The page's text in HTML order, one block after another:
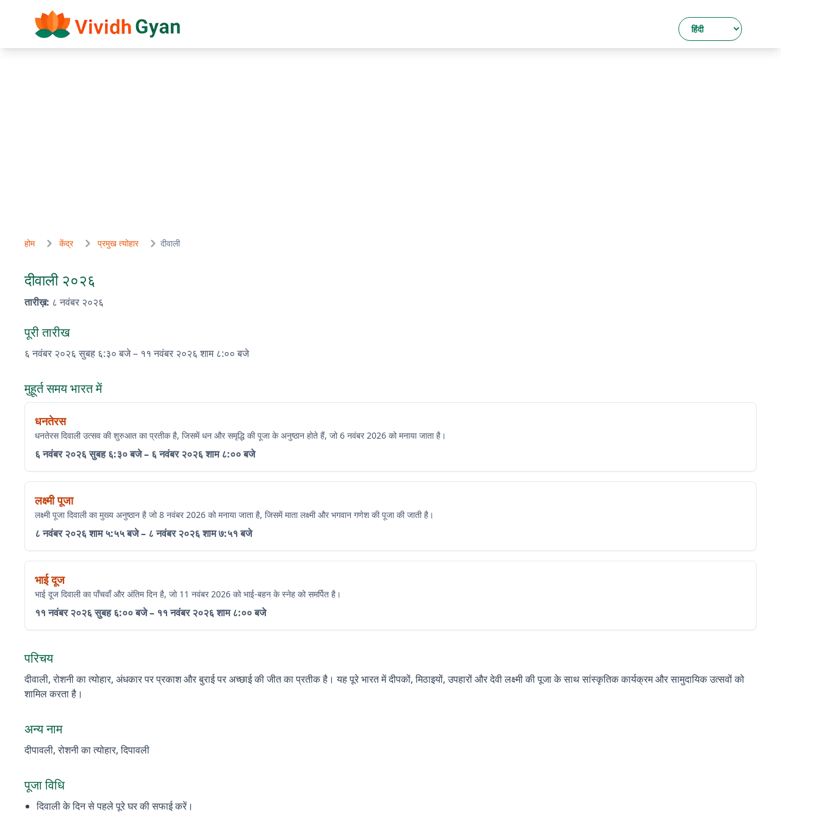
होम केंद्र प्रमुख त्योहार दीवाली
दीवाली २०२६
तारीख़: ८ नवंबर २०२६
पूरी तारीख
६ नवंबर २०२६ सुबह ६:३० बजे– ११ नवंबर २०२६ शाम ८:०० बजे
मुहूर्त समय भारत में
धनतेरस
धनतेरस दिवाली उत्सव की शुरुआत का प्रतीक है, जिसमें धन और समृद्धि की पूजा के अनुष्ठान होते हैं, जो 6 नवंबर 2026 को मनाया जाता है।
६ नवंबर २०२६ सुबह ६:३० बजे– ६ नवंबर २०२६ शाम ८:०० बजे
लक्ष्मी पूजा
लक्ष्मी पूजा दिवाली का मुख्य अनुष्ठान है जो 8 नवंबर 2026 को मनाया जाता है, जिसमें माता लक्ष्मी और भगवान गणेश की पूजा की जाती है।
८ नवंबर २०२६ शाम ५:५५ बजे– ८ नवंबर २०२६ शाम ७:५१ बजे
भाई दूज
भाई दूज दिवाली का पाँचवाँ और अंतिम दिन है, जो 11 नवंबर 2026 को भाई-बहन के स्नेह को समर्पित है।
११ नवंबर २०२६ सुबह ६:०० बजे– ११ नवंबर २०२६ शाम ८:०० बजे
परिचय
दीवाली, रोशनी का त्योहार, अंधकार पर प्रकाश और बुराई पर अच्छाई की जीत का प्रतीक है। यह पूरे भारत में दीपकों, मिठाइयों, उपहारों और देवी लक्ष्मी की पूजा के साथ सांस्कृतिक कार्यक्रम और सामुदायिक उत्सवों को
शामिल करता है।
अन्य नाम
दीपावली, रोशनी का त्योहार, दिपावली
पूजा विधि
दिवाली के दिन से पहले पूरे घर की सफाई करें।